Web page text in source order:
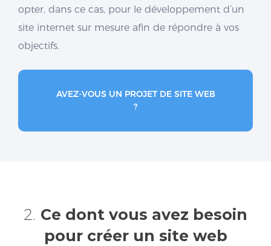
opter, dans ce cas, pour le développement d’un
site internet sur mesure afin de répondre à vos
objectifs.
AVEZ-VOUS UN PROJET DE SITE WEB
?
2. Ce dont vous avez besoin
pour créer un site web